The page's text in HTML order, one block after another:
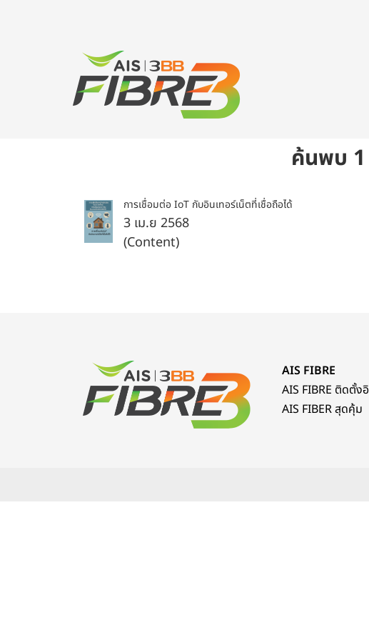
ค้นพบ
การเชื่อมต่อ IoT กับอินเทอร์เน็ตที่เชื่อถือได้
3 เม.ย 2568
(Content)
AIS FIBRE
AIS FIBRE ติดตั้ง
AIS FIBER สุดคุ้ม